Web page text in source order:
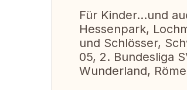
Für Kinder...und
Hessenpark,
und Schlösser,
05, 2. Bundesliga
Wunderland,